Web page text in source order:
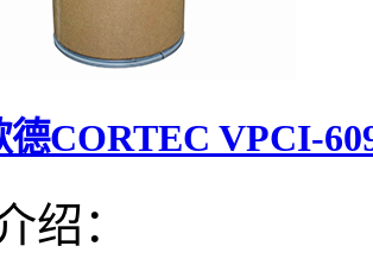
德CORTEC VPCI-
绍：